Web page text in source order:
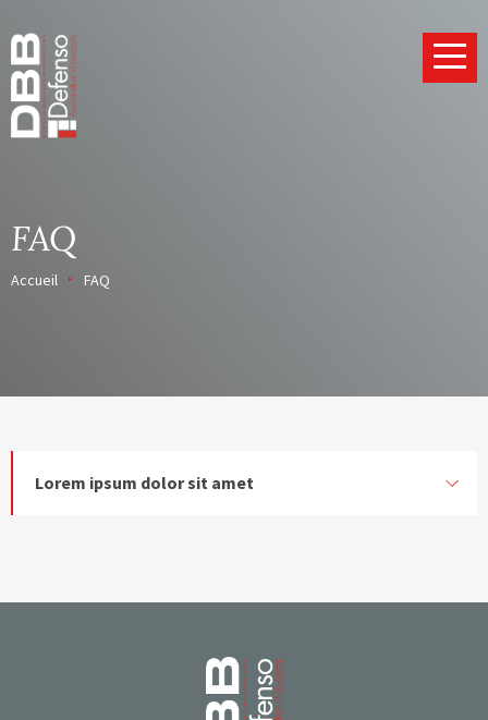
Page d’accueil
FAQ
Accueil FAQ
Lorem ipsum dolor sit amet
Page d’accueil